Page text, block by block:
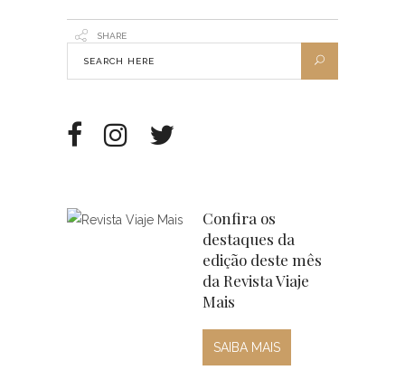
SHARE
Confira os
destaques da
edição deste mês
da Revista Viaje
Mais
SAIBA MAIS